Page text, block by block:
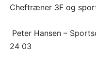
Cheftræner 3F og
Peter Hansen –
24 03